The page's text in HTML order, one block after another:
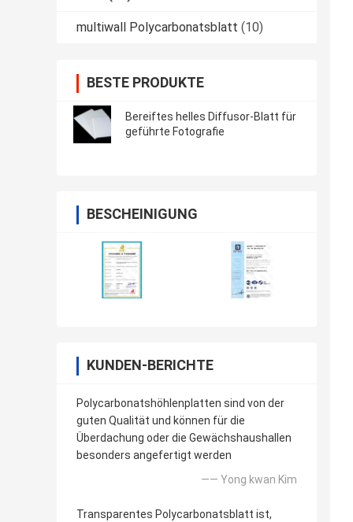
multiwall Polycarbonatsblatt (10)
BESTE PRODUKTE
Bereiftes helles Diffusor-Blatt für
geführte Fotografie
BESCHEINIGUNG
KUNDEN-BERICHTE
Polycarbonatshöhlenplatten sind von der
guten Qualität und können für die
Überdachung oder die Gewächshaushallen
besonders angefertigt werden
—— Yong kwan Kim
Transparentes Polycarbonatsblatt ist,